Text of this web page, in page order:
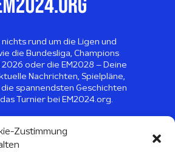
Zustimmung
rund um die Ligen und
die Bundesliga, Champions
2026 oder die EM2028 – Deine
Nachrichten, Spielpläne,
spannendsten Geschichten
Turnier bei EM2024.org.
EM2024 - Alle Rechte
vorbehalten